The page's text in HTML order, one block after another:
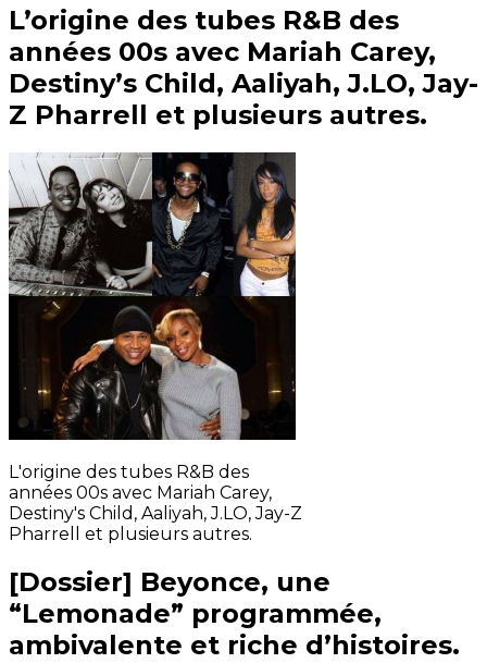
L’origine des tubes R&B des
années 00s avec Mariah Carey,
Destiny’s Child, Aaliyah, J.LO, Jay-
Z Pharrell et plusieurs autres.
L'origine des tubes R&B des
années 00s avec Mariah Carey,
Destiny's Child, Aaliyah, J.LO, Jay-Z
Pharrell et plusieurs autres.
[Dossier] Beyonce, une
“Lemonade” programmée,
ambivalente et riche d’histoires.